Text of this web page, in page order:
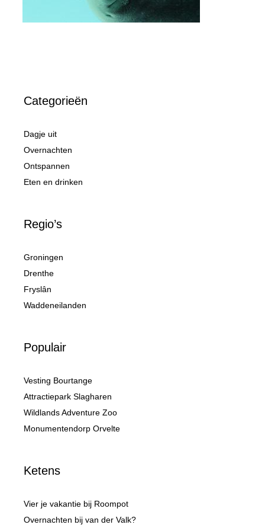
Categorieën
Dagje uit
Overnachten
Ontspannen
Eten en drinken
Regio’s
Groningen
Drenthe
Fryslân
Waddeneilanden
Populair
Vesting Bourtange
Attractiepark Slagharen
Wildlands Adventure Zoo
Monumentendorp Orvelte
Ketens
Vier je vakantie bij Roompot
Overnachten bij van der Valk?